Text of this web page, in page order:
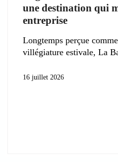
une destination qui
entreprise
Longtemps perçue
villégiature estivale, La
16 juillet 2026